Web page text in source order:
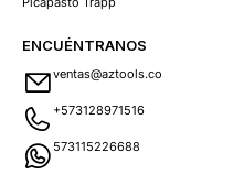
ENCUÉNTRANOS
ventas@aztools.co
+573128971516
573115226688